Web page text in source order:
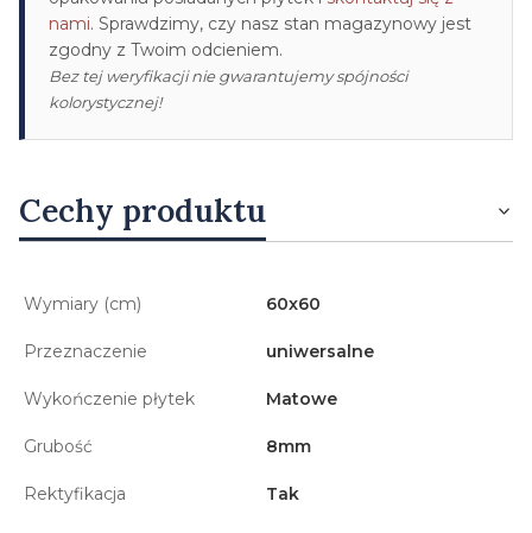
nami. Sprawdzimy, czy nasz stan magazynowy jest
zgodny z Twoim odcieniem.
Bez tej weryfikacji nie gwarantujemy spójności
kolorystycznej!
Cechy produktu
Wymiary (cm) 60x60
Przeznaczenie uniwersalne
Wykończenie płytek Matowe
Grubość 8mm
Rektyfikacja Tak